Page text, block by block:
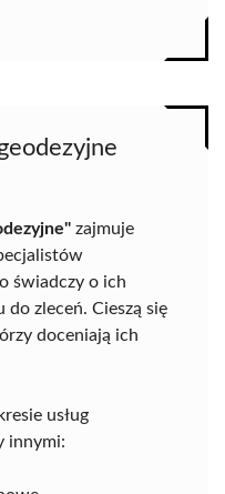
zajmuje
świadczy o ich
zleceń. Cieszą się
doceniają ich
usług
innymi: